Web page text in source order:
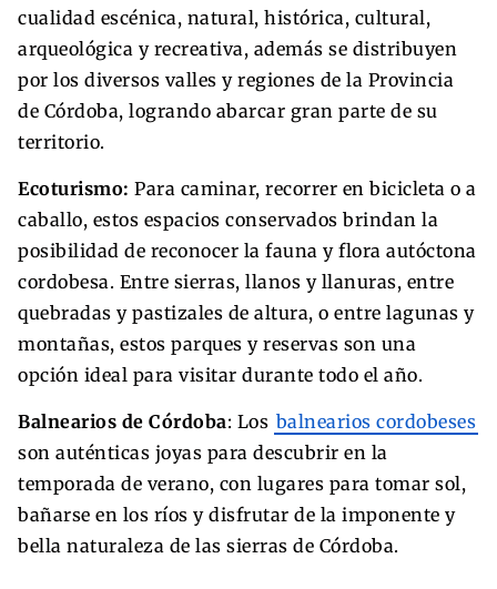
cualidad escénica, natural, histórica, cultural,
arqueológica y recreativa, además se distribuyen
por los diversos valles y regiones de la Provincia
de Córdoba, logrando abarcar gran parte de su
territorio.
Ecoturismo: Para caminar, recorrer en bicicleta o a
caballo, estos espacios conservados brindan la
posibilidad de reconocer la fauna y flora autóctona
cordobesa. Entre sierras, llanos y llanuras, entre
quebradas y pastizales de altura, o entre lagunas y
montañas, estos parques y reservas son una
opción ideal para visitar durante todo el año.
Balnearios de Córdoba: Los balnearios cordobeses
son auténticas joyas para descubrir en la
temporada de verano, con lugares para tomar sol,
bañarse en los ríos y disfrutar de la imponente y
bella naturaleza de las sierras de Córdoba.